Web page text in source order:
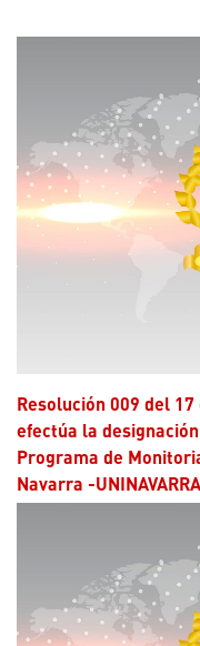
Resolución 009 del 17 de julio de 2026 – “Por la cual se
efectúa la
Programa de
Navarra -